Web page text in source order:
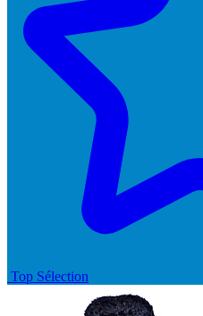
Top Sélection